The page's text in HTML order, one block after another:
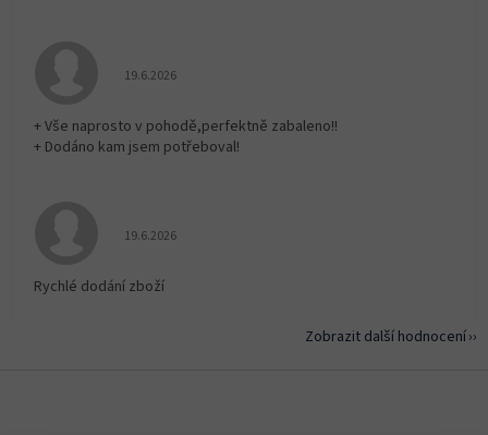
Hodnocení obchodu je 5 z 5 hvězdiček.
19.6.2026
+ Vše naprosto v pohodě,perfektně zabaleno!!
+ Dodáno kam jsem potřeboval!
Hodnocení obchodu je 5 z 5 hvězdiček.
19.6.2026
Rychlé dodání zboží
Zobrazit další hodnocení